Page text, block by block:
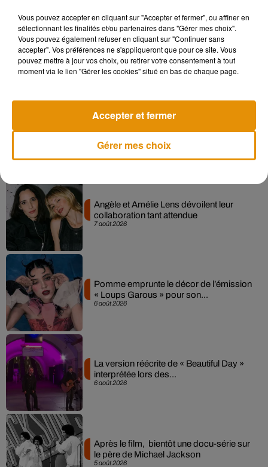
2019
7 août 2026
Sensation » avec Kylie Minogue
7 août 2026
Angèle et Amélie Lens dévoilent leur
collaboration tant attendue
6 août 2026
Pomme emprunte le décor de l’émission
« Loups Garous » pour son...
6 août 2026
La version réécrite de « Beautiful Day »
interprétée lors des...
5 août 2026
Après le film, bientôt une docu-série sur
le père de Michael Jackson
Vous pouvez accepter en cliquant sur "Accepter et fermer", ou affiner en
sélectionnant les finalités et/ou partenaires dans "Gérer mes choix".
Vous pouvez également refuser en cliquant sur "Continuer sans
accepter". Vos préférences ne s'appliqueront que pour ce site. Vous
pouvez mettre à jour vos choix, ou retirer votre consentement à tout
moment via le lien "Gérer les cookies" situé en bas de chaque page.
Gérer mes choix
Accepter et fermer